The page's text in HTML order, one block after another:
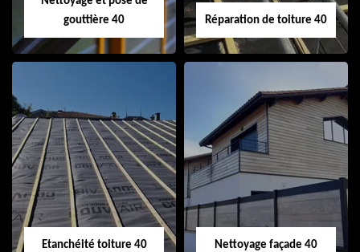
gouttière 40
Nettoyage et pose
de gouttière 40
Réparation de toiture 40
Réparation de
toiture 40
Etanchéité toiture 40 Nettoyage façade 40